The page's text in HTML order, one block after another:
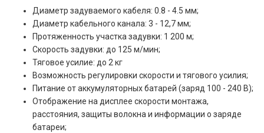
Диаметр задуваемого кабеля: 0.8 - 4.5 мм;
Диаметр кабельного канала: 3 - 12,7 мм;
Протяженность участка задувки: 1 200 м;
Скорость задувки: до 125 м/мин;
Тяговое усилие: до 2 кг
Возможность регулировки скорости и тягового усилия;
Питание от аккумуляторных батарей (заряд 100 - 240 В);
Отображение на дисплее скорости монтажа,
расстояния, защиты волокна и информации о заряде
батареи;